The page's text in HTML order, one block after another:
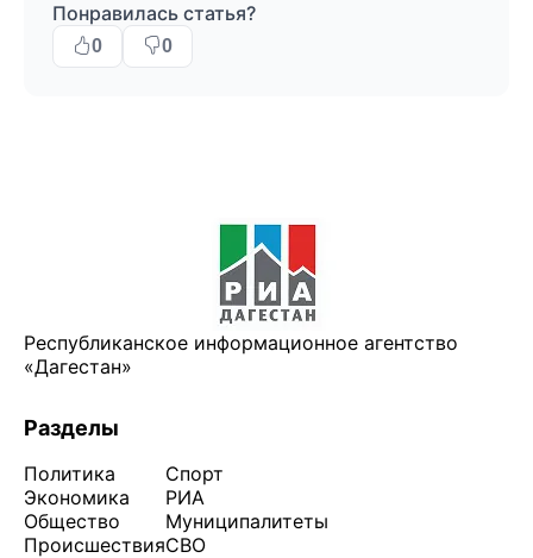
Понравилась статья?
0 0
Республиканское информационное агентство
«Дагестан»
Разделы
Политика
Экономика
Общество
Происшествия
Спорт
РИА
Муниципалитеты
СВО